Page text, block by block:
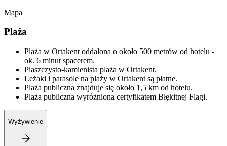
Mapa
Plaża
Plaża w Ortakent oddalona o około 500 metrów od hotelu -
ok. 6 minut spacerem.
Piaszczysto-kamienista plaża w Ortakent.
Leżaki i parasole na plaży w Ortakent są płatne.
Plaża publiczna znajduje się około 1,5 km od hotelu.
Plaża publiczna wyróżniona certyfikatem Błękitnej Flagi.
Wyżywienie